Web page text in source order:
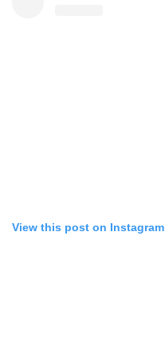
View this post on Instagram